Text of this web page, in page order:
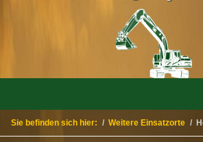
Sie befinden sich hier: / Weitere Einsatzorte /